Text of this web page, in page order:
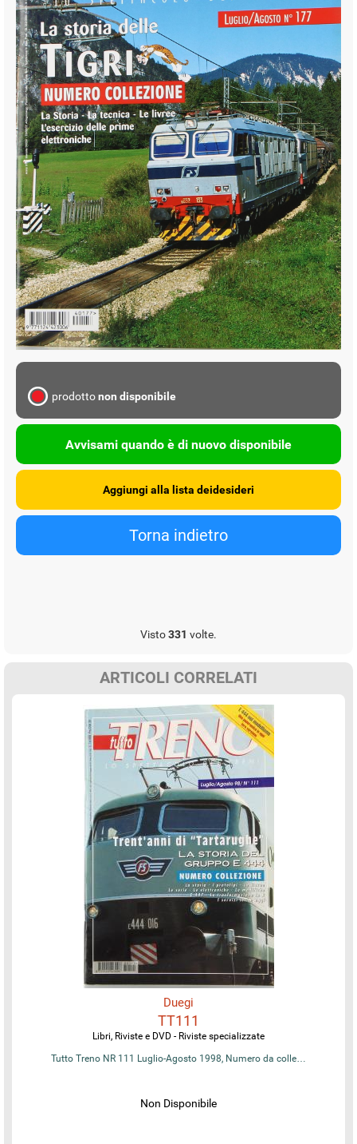
prodottonon disponibile
Avvisami quando è di nuovo disponibile
Visto331 volte.
ARTICOLI CORRELATI
Duegi
TT111
Libri, Riviste e DVD - Riviste specializzate
Tutto Treno NR 111 Luglio-Agosto 1998, Numero da colle…
Non Disponibile